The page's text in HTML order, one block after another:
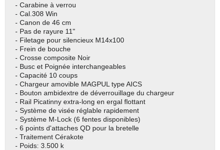
- Carabine à verrou
- Cal.308 Win
- Canon de 46 cm
- Pas de rayure 11"
- Filetage pour silencieux M14x100
- Frein de bouche
- Crosse composite Noir
- Busc et Poignée interchangeables
- Capacité 10 coups
- Chargeur amovible MAGPUL type AICS
- Bouton ambidextre de déverrouillage du chargeur
- Rail Picatinny extra-long en ergal flottant
- Système de visée réglable rapidement
- Système M-Lock (6 fentes disponibles)
- 6 points d'attaches QD pour la bretelle
- Traitement Cérakote
- Poids: 3.500 k